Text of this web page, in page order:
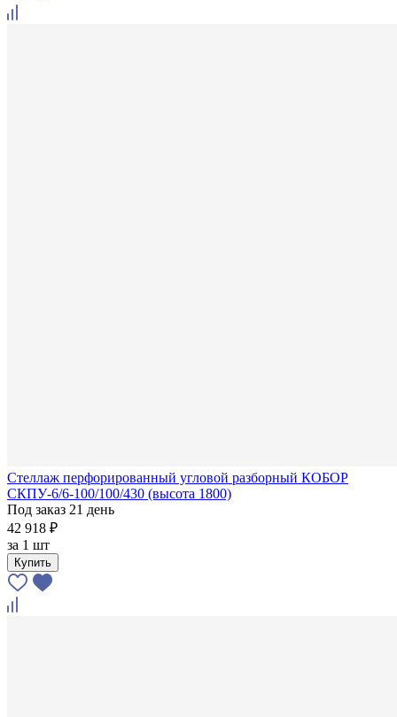
Стеллаж перфорированный угловой разборный КОБОР
СКПУ-6/6-100/100/430 (высота 1800)
Под заказ 21 день
42 918 ₽
за 1 шт
Купить